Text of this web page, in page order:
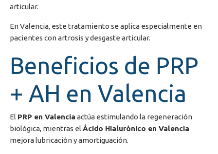
articular.
EnValencia, este tratamiento se aplica especialmente en
pacientes con artrosis y desgaste articular.
Beneficios de PRP
+ AH en Valencia
El PRP en Valencia actúa estimulando la regeneración
biológica, mientras el Ácido Hialurónico en Valencia
mejora lubricación y amortiguación.